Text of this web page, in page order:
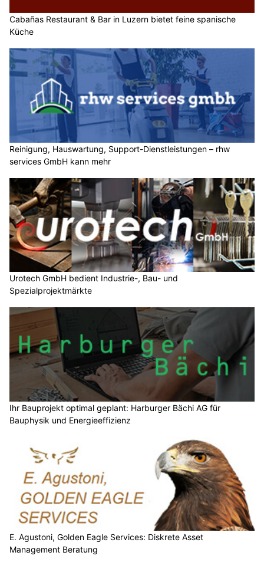
Cabañas Restaurant & Bar in Luzern bietet feine spanische
Küche
Reinigung, Hauswartung, Support-Dienstleistungen – rhw
services GmbH kann mehr
Urotech GmbH bedient Industrie-, Bau- und
Spezialprojektmärkte
Ihr Bauprojekt optimal geplant: Harburger Bächi AG für
Bauphysik und Energieeffizienz
E. Agustoni, Golden Eagle Services: Diskrete Asset
Management Beratung